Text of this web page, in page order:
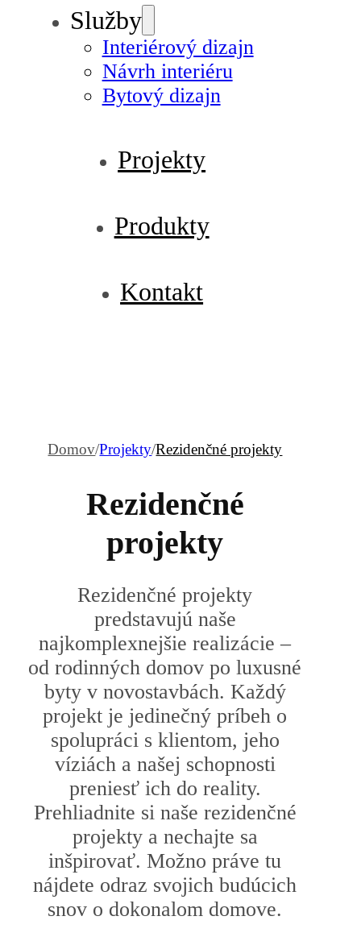
Služby
Interiérový dizajn
Návrh interiéru
Bytový dizajn
Projekty
Produkty
Kontakt
Domov/Projekty/Rezidenčné projekty
Rezidenčné
projekty
Rezidenčné projekty
predstavujú naše
najkomplexnejšie realizácie –
od rodinných domov po luxusné
byty v novostavbách. Každý
projekt je jedinečný príbeh o
spolupráci s klientom, jeho
víziách a našej schopnosti
preniesť ich do reality.
Prehliadnite si naše rezidenčné
projekty a nechajte sa
inšpirovať. Možno práve tu
nájdete odraz svojich budúcich
snov o dokonalom domove.